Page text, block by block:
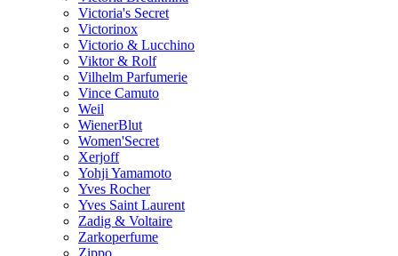
Victoria's Secret
Victorinox
Victorio & Lucchino
Viktor & Rolf
Vilhelm Parfumerie
Vince Camuto
Weil
WienerBlut
Women'Secret
Xerjoff
Yohji Yamamoto
Yves Rocher
Yves Saint Laurent
Zadig & Voltaire
Zarkoperfume
Zippo